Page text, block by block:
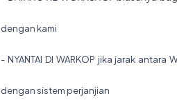
dengan kami
- NYANTAI DI WARKOP jika jarak
dengan sistem perjanjian